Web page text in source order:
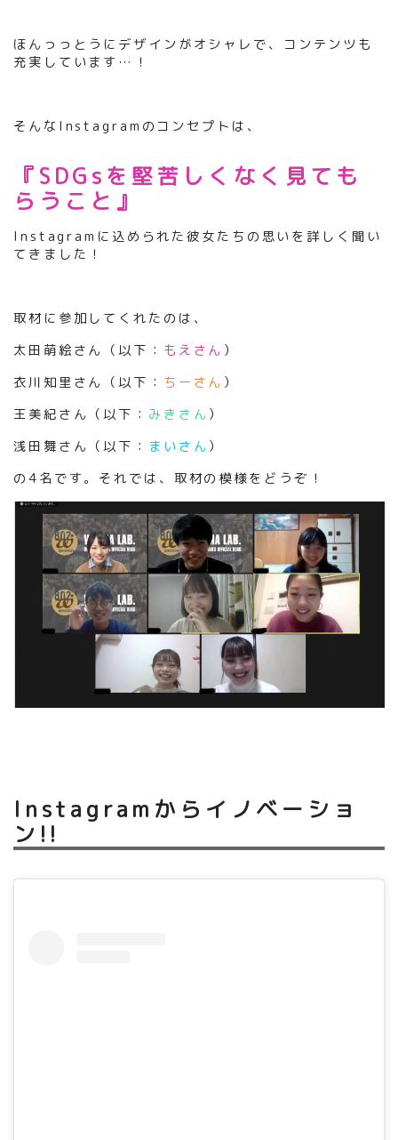
ほんっっとうにデザインがオシャレで、コンテンツも
充実しています…！
そんなInstagramのコンセプトは、
『SDGsを堅苦しくなく見ても
らうこと』
Instagramに込められた彼女たちの思いを詳しく聞い
てきました！
取材に参加してくれたのは、
太田萌絵さん（以下： もえさん ）
衣川知里さん（以下： ちーさん ）
王美紀さん（以下： みきさん ）
浅田舞さん（以下： まいさん ）
の4名です。それでは、取材の模様をどうぞ！
Instagramからイノベーショ
ン!!